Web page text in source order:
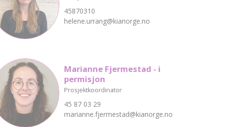
45870310
helene.urrang@kianorge.no
Marianne Fjermestad - i
permisjon
Prosjektkoordinator
45 87 03 29
marianne.fjermestad@kianorge.no